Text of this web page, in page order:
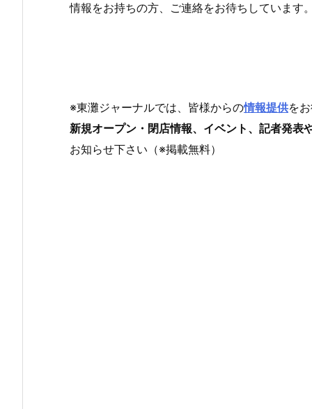
情報をお持ちの方、ご連絡をお待ちしています。
※東灘ジャーナルでは、皆様からの情報提供を
新規オープン・閉店情報、イベント、記者発表
お知らせ下さい（※掲載無料）